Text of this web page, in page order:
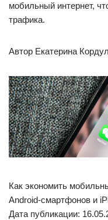
мобильный интернет,
трафика.
Автор Екатерина
Как экономить
Android-смартфонов и
Дата публикации: